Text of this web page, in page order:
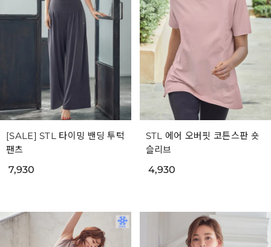
[SALE] STL 타이밍 밴딩 투턱
팬츠
7,930
STL 에어 오버핏 코튼스판 숏
슬리브
4,930